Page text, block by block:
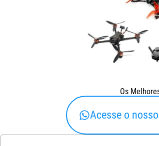
Os
Acesse o